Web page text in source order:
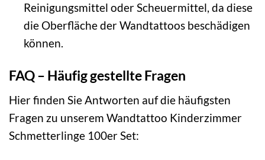
Reinigungsmittel oder Scheuermittel, da diese
die Oberfläche der Wandtattoos beschädigen
können.
FAQ – Häufig gestellte Fragen
Hier finden Sie Antworten auf die häufigsten
Fragen zu unserem Wandtattoo Kinderzimmer
Schmetterlinge 100er Set: